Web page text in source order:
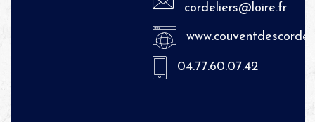
cordeliers@loire.fr
04.77.60.07.42